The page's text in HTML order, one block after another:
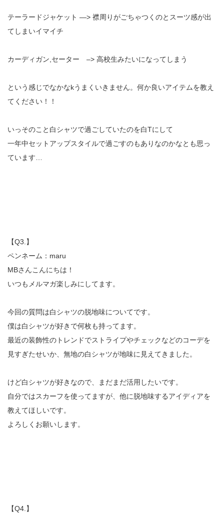
テーラードジャケット —> 襟周りがごちゃつくのとスーツ感が出
てしまいイマイチ
カーディガン,セーター –> 高校生みたいになってしまう
という感じでなかなkうまくいきません。何か良いアイテムを教え
てください！！
いっそのこと白シャツで過ごしていたのを白Tにして
一年中セットアップスタイルで過ごすのもありなのかなとも思っ
ています…
【Q3.】
ペンネーム：maru
MBさんこんにちは！
いつもメルマガ楽しみにしてます。
今回の質問は白シャツの脱地味についてです。
僕は白シャツが好きで何枚も持ってます。
最近の装飾性のトレンドでストライプやチェックなどのコーデを
見すぎたせいか、無地の白シャツが地味に見えてきました。
けど白シャツが好きなので、まだまだ活用したいです。
自分ではスカーフを使ってますが、他に脱地味するアイディアを
教えてほしいです。
よろしくお願いします。
【Q4.】